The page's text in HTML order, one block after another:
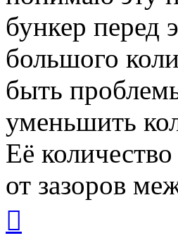
бункер перед
большого
быть
уменьшить
Её
от зазоров
началу